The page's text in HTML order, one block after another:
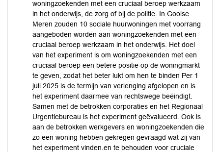
woningzoekenden met een cruciaal beroep werkzaam
in het onderwijs, de zorg of bij de politie. In Gooise
Meren zouden 10 sociale huurwoningen met voorrang
aangeboden worden aan woningzoekenden met een
cruciaal beroep werkzaam in het onderwijs. Het doel
van het experiment is om woningzoekenden met een
cruciaal beroep een betere positie op de woningmarkt
te geven, zodat het beter lukt om hen te binden Per 1
juli 2025 is de termijn van verlenging afgelopen en is
het experiment daarmee van rechtswege beëindigt.
Samen met de betrokken corporaties en het Regionaal
Urgentiebureau is het experiment geëvalueerd. Ook is
aan de betrokken werkgevers en woningzoekenden die
zo een woning hebben gekregen gevraagd wat zij van
het experiment vinden.en te behouden voor cruciale